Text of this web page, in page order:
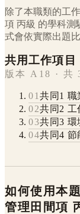
除了本職類的工
項 丙級 的學科測
式會依實際出題比
共用工作項目
版本 A18 · 共
01共同1 職
02共同2 工
03共同3 環
04共同4 節
如何使用本
管理田間項